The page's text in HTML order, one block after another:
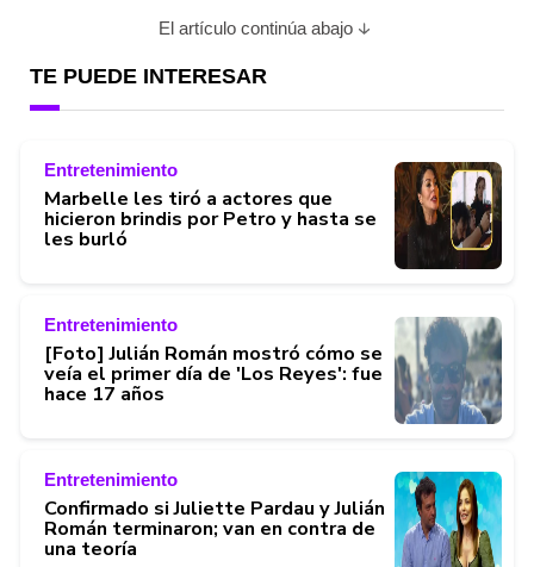
El artículo continúa abajo
TE PUEDE INTERESAR
Entretenimiento
Marbelle les tiró a actores que
hicieron brindis por Petro y hasta se
les burló
Entretenimiento
[Foto] Julián Román mostró cómo se
veía el primer día de 'Los Reyes': fue
hace 17 años
Entretenimiento
Confirmado si Juliette Pardau y Julián
Román terminaron; van en contra de
una teoría